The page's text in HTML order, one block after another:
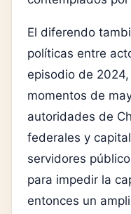
El diferendo
políticas entre
episodio de
momentos de
autoridades de
federales y
servidores
para impedir la
entonces un